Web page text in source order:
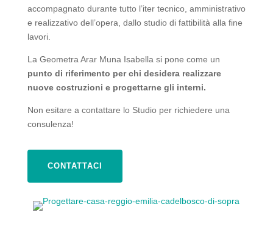
accompagnato durante tutto l’iter tecnico, amministrativo
e realizzativo dell’opera, dallo studio di fattibilità alla fine
lavori.
La Geometra Arar Muna Isabella si pone come un
punto di riferimento per chi desidera realizzare
nuove costruzioni e progettarne gli interni.
Non esitare a contattare lo Studio per richiedere una
consulenza!
CONTATTACI